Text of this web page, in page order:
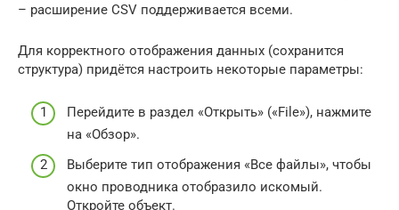
– расширение CSV поддерживается всеми.
Для корректного отображения данных (сохранится
структура) придётся настроить некоторые параметры:
Перейдите в раздел «Открыть» («File»), нажмите
на «Обзор».
Выберите тип отображения «Все файлы», чтобы
окно проводника отобразило искомый.
Откройте объект.